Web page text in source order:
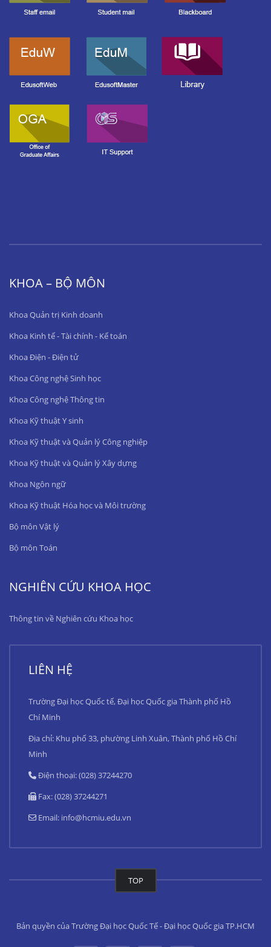
KHOA – BỘ MÔN
Khoa Quản trị Kinh doanh
Khoa Kinh tế - Tài chính - Kế toán
Khoa Điện - Điện tử
Khoa Công nghệ Sinh học
Khoa Công nghệ Thông tin
Khoa Kỹ thuật Y sinh
Khoa Kỹ thuật và Quản lý Công nghiệp
Khoa Kỹ thuật và Quản lý Xây dựng
Khoa Ngôn ngữ
Khoa Kỹ thuật Hóa học và Môi trường
Bộ môn Vật lý
Bộ môn Toán
NGHIÊN CỨU KHOA HỌC
Thông tin về Nghiên cứu Khoa học
LIÊN HỆ
Trường Đại học Quốc tế, Đại học Quốc gia Thành phố Hồ
Chí Minh
Địa chỉ: Khu phố 33, phường Linh Xuân, Thành phố Hồ Chí
Minh
Điện thoại: (028) 37244270
Fax: (028) 37244271
Email: info@hcmiu.edu.vn
TOP
Bản quyền của Trường Đại học Quốc Tế - Đại học Quốc gia TP.HCM